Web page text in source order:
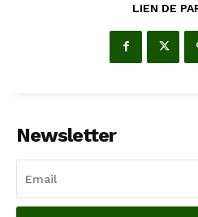
LIEN DE
Newsletter